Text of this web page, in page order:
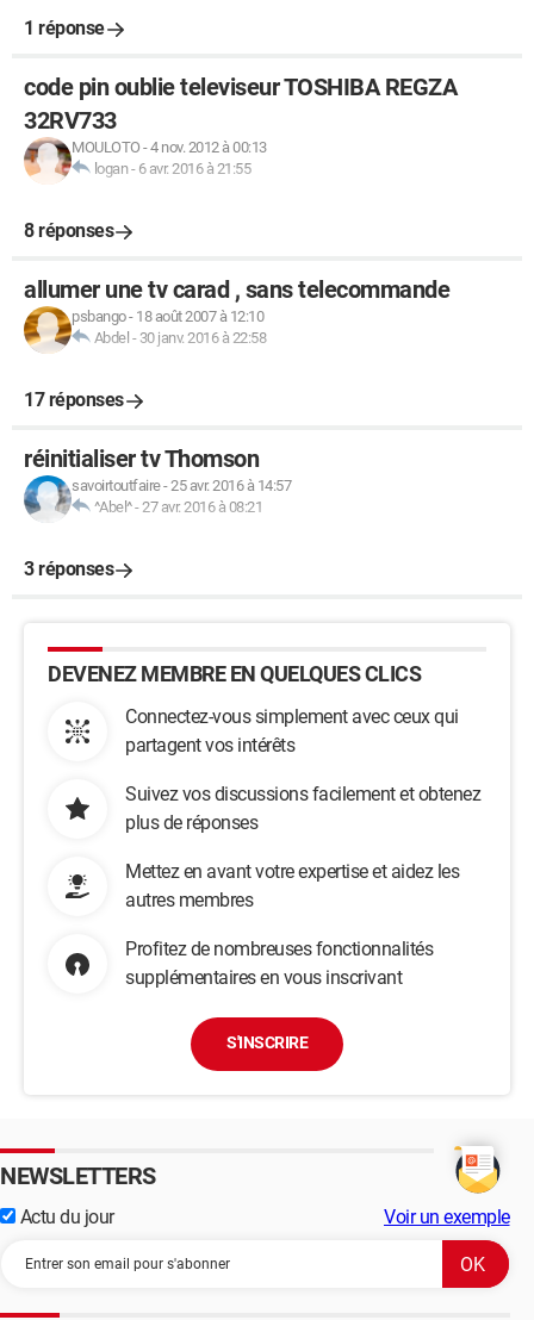
1 réponse
code pin oublie televiseur TOSHIBA REGZA
32RV733
MOULOTO -4 nov. 2012 à 00:13
logan- 6 avr. 2016 à 21:55
8 réponses
allumer une tv carad , sans telecommande
psbango- 18 août 2007 à 12:10
Abdel - 30 janv. 2016 à 22:58
17 réponses
réinitialiser tv Thomson
savoirtoutfaire-25 avr. 2016 à 14:57
^Abel^-27 avr. 2016 à 08:21
3 réponses
DEVENEZ MEMBRE EN QUELQUES CLICS
Connectez-vous simplement avec ceux qui
partagent vos intérêts
Suivez vos discussions facilement et obtenez
plus de réponses
Mettez en avant votre expertise et aidez les
autres membres
Profitez de nombreuses fonctionnalités
supplémentaires en vous inscrivant
S'INSCRIRE
NEWSLETTERS
Actu du jour Voir un exemple